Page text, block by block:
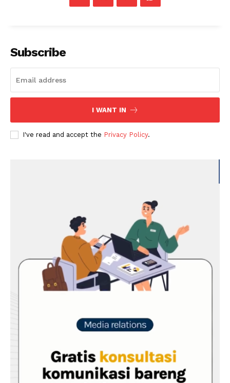
Subscribe
I WANT IN
I've read and accept the Privacy Policy.